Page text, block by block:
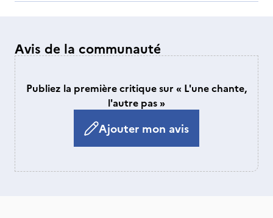
Avis de la communauté
Publiez la première critique sur « L'une chante,
l'autre pas »
Ajouter mon avis